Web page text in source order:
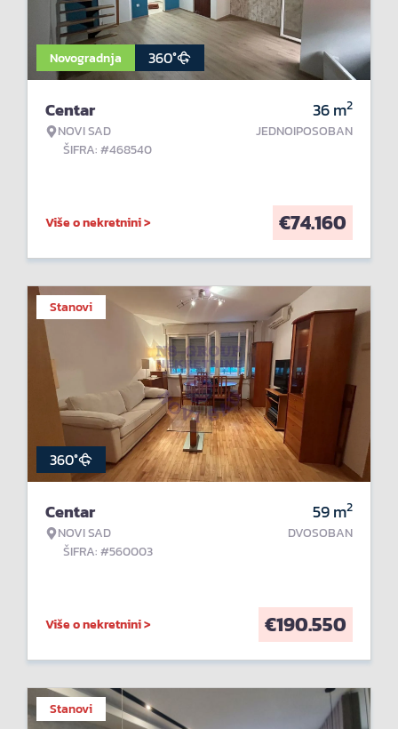
Novogradnja 360°
Centar
NOVI SAD
ŠIFRA: #468540
36m2
JEDNOIPOSOBAN
Više o nekretnini > €74.160
Stanovi
360°
Centar
NOVI SAD
ŠIFRA: #560003
59m2
DVOSOBAN
Više o nekretnini > €190.550
Stanovi